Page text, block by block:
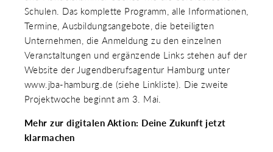
Schulen. Das komplette Programm, alle Informationen,
Termine, Ausbildungsangebote, die beteiligten
Unternehmen, die Anmeldung zu den einzelnen
Veranstaltungen und ergänzende Links stehen auf der
Website der Jugendberufsagentur Hamburg unter
www.jba-hamburg.de (siehe Linkliste). Die zweite
Projektwoche beginnt am 3. Mai.
Mehr zur digitalen Aktion: Deine Zukunft jetzt
klarmachen